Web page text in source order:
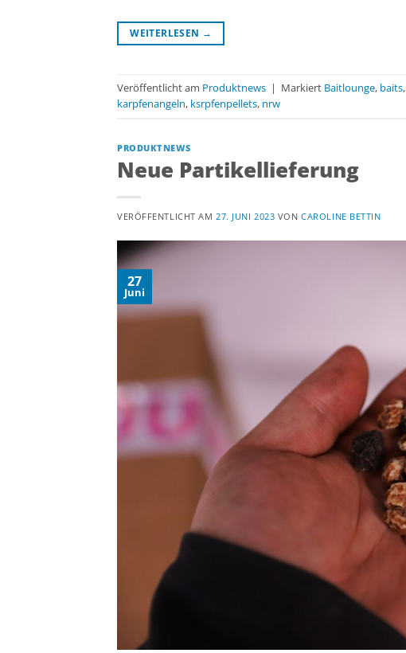
WEITERLESEN →
Veröffentlicht am Produktnews | Markiert Baitlounge, baits,
karpfenangeln, ksrpfenpellets, nrw
PRODUKTNEWS
Neue Partikellieferung
VERÖFFENTLICHT AM 27. JUNI 2023 VONCAROLINE BETTIN
27
Juni